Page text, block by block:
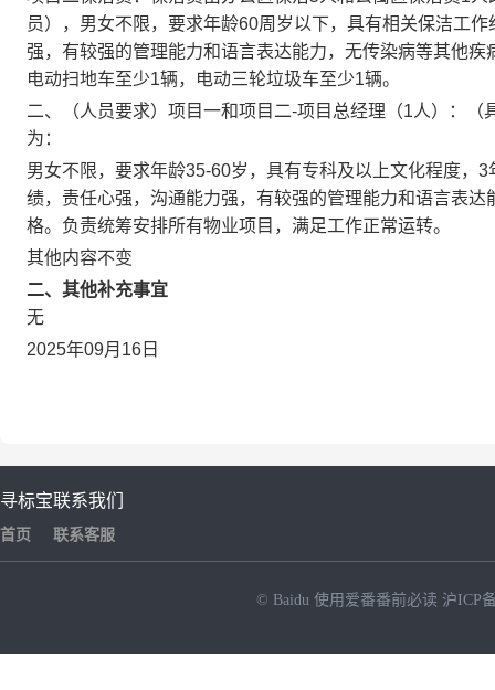
员） ， 男女不限，要求年龄60周岁以下，具有相关保洁工
强，有较强的管理能力和语言表达能力，无传染病等其他
电动扫地车至少1辆，电动三轮垃圾车至少1辆。
二、（人员要求）项目一和项目二-项目总经理（1人）：
为：
男女不限，要求年龄35-60岁，具有专科及以上文化程度， 3
绩，责任心强，沟通能力强，有较强的管理能力和语言表
格。负责统筹安排所有物业项目，满足工作正常运转。
其他内容不变
二、其他补充事宜
无
2025年09月16日
寻标宝
首页
联系我们
联系客服
© Baidu 使用爱番番前必读 沪ICP